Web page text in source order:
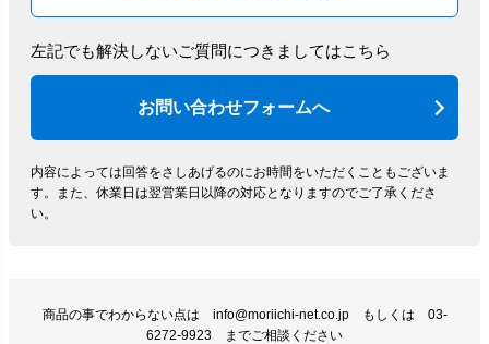
左記でも解決しないご質問につきましてはこちら
お問い合わせフォームへ
内容によっては回答をさしあげるのにお時間をいただくこともございま
す。
また、休業日は翌営業日以降の対応となりますのでご了承くださ
い。
商品の事でわからない点は info@moriichi-net.co.jp もしくは 03-
6272-9923 までご相談ください